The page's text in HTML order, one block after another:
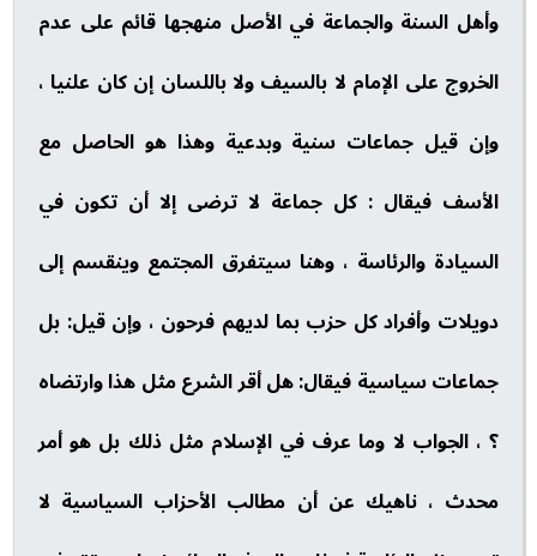
وأهل السنة والجماعة في الأصل منهجها قائم على عدم
الخروج على الإمام لا بالسيف ولا باللسان إن كان علنيا ،
وإن قيل جماعات سنية وبدعية وهذا هو الحاصل مع
الأسف فيقال : كل جماعة لا ترضى إلا أن تكون في
السيادة والرئاسة ، وهنا سيتفرق المجتمع وينقسم إلى
دويلات وأفراد كل حزب بما لديهم فرحون ، وإن قيل: بل
جماعات سياسية فيقال: هل أقر الشرع مثل هذا وارتضاه
؟ ، الجواب لا وما عرف في الإسلام مثل ذلك بل هو أمر
محدث ، ناهيك عن أن مطالب الأحزاب السياسية لا